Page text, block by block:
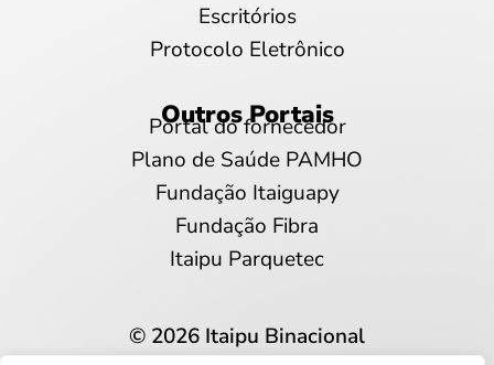
Escritórios
Protocolo Eletrônico
Outros Portais
Portal do fornecedor
Plano de Saúde PAMHO
Fundação Itaiguapy
Fundação Fibra
Itaipu Parquetec
© 2026 Itaipu Binacional